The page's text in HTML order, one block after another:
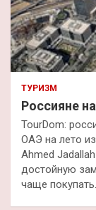
ТУРИЗМ
Россияне
TourDom:
ОАЭ на лето
Ahmed
достойную
чаще покупать…